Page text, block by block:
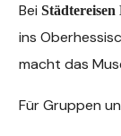
BeiStädtereisen
ins
macht das
Für Gruppen